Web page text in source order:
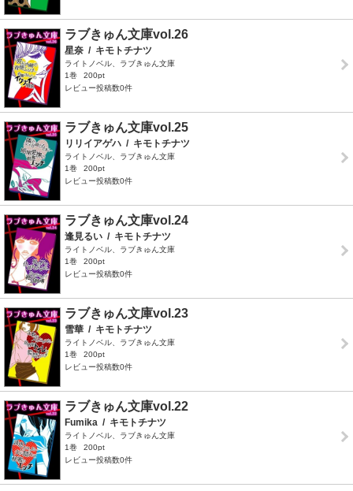
ラブきゅん文庫vol.26
星奈 / キモトチナツ
ライトノベル、ラブきゅん文庫
1巻
200pt
レビュー投稿数0件
ラブきゅん文庫vol.25
リリイアゲハ / キモトチナツ
ライトノベル、ラブきゅん文庫
1巻
200pt
レビュー投稿数0件
ラブきゅん文庫vol.24
逢見るい / キモトチナツ
ライトノベル、ラブきゅん文庫
1巻
200pt
レビュー投稿数0件
ラブきゅん文庫vol.23
雪華 / キモトチナツ
ライトノベル、ラブきゅん文庫
1巻
200pt
レビュー投稿数0件
ラブきゅん文庫vol.22
Fumika / キモトチナツ
ライトノベル、ラブきゅん文庫
1巻
200pt
レビュー投稿数0件